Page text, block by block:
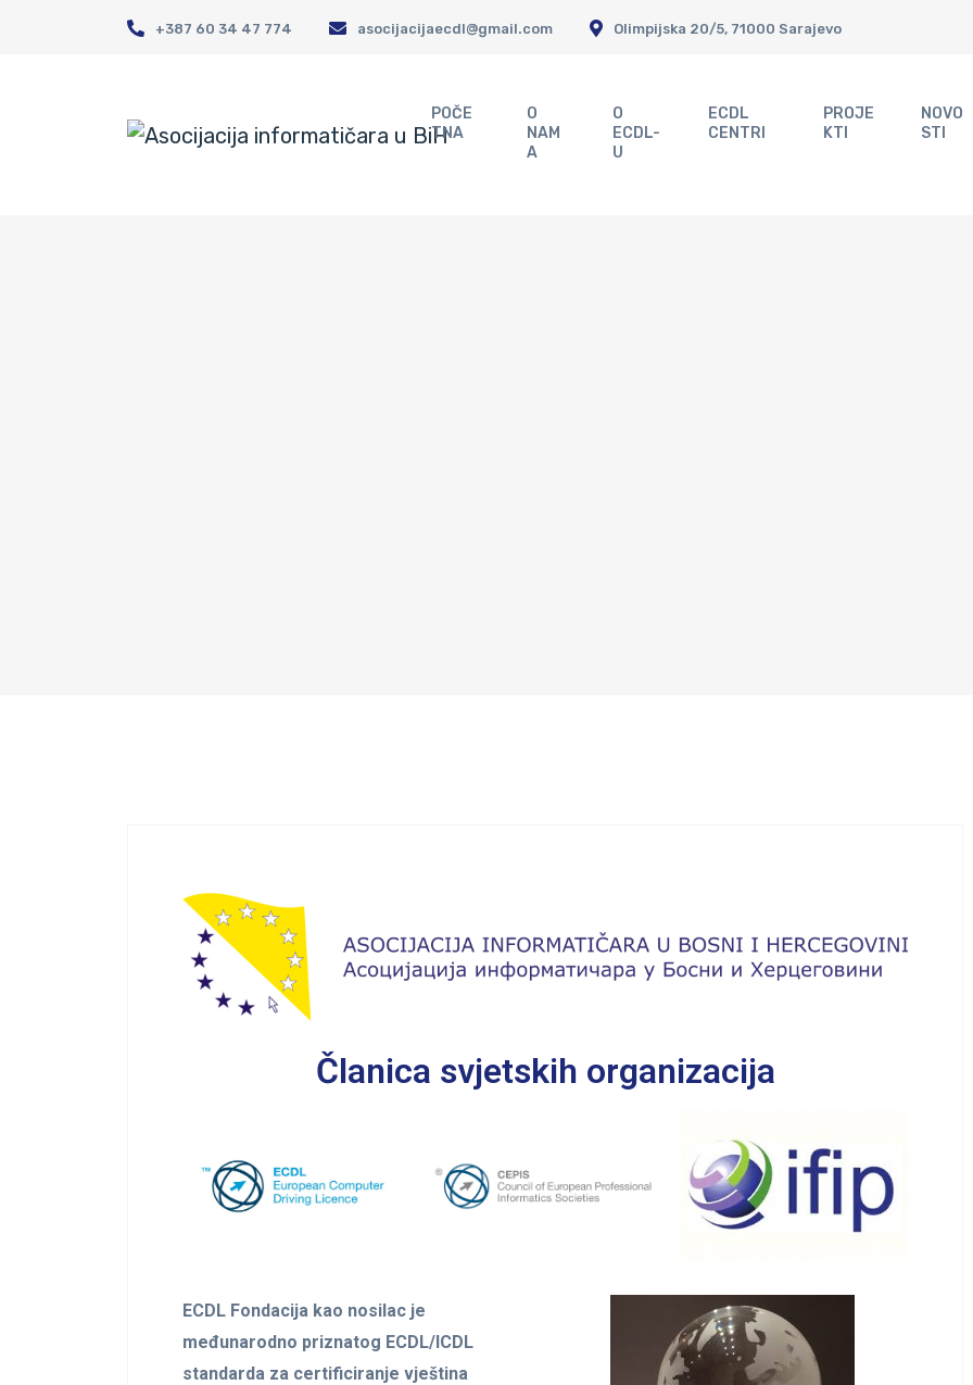
+387 60 34 47 774 asocijacijaecdl@gmail.com Olimpijska 20/5, 71000 Sarajevo
POČE
TNA
O
NAM
A
O
ECDL-
U
ECDL
CENTRI
PROJE
KTI
NOVO
STI
Članica svjetskih organizacija
ECDL Fondacija kao nosilac je
međunarodno priznatog ECDL/ICDL
standarda za certificiranje vještina